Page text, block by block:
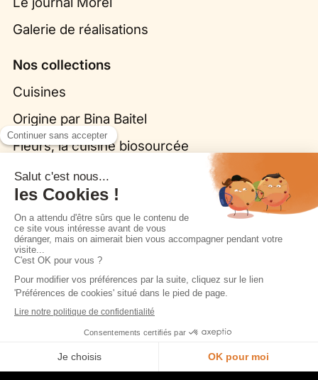
Je prends rendez-vous en magasin
Galerie de réalisations
Nos collections
Cuisines
Origine par Bina Baitel
Fleurs, la cuisine biosourcée
Dressings
Salles de bain
Coins TV
Morel et vous
Nous contacter
Trouver un point de vente
Accéder à l’espace pro